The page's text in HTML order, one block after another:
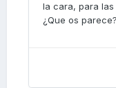
la cara, para
¿Que os parece?